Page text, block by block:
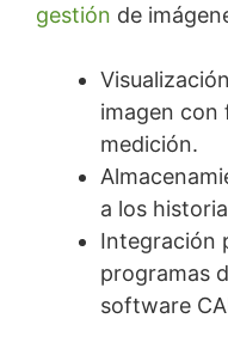
gestión de
imagen con
medición.
a los
Integración
programas
software